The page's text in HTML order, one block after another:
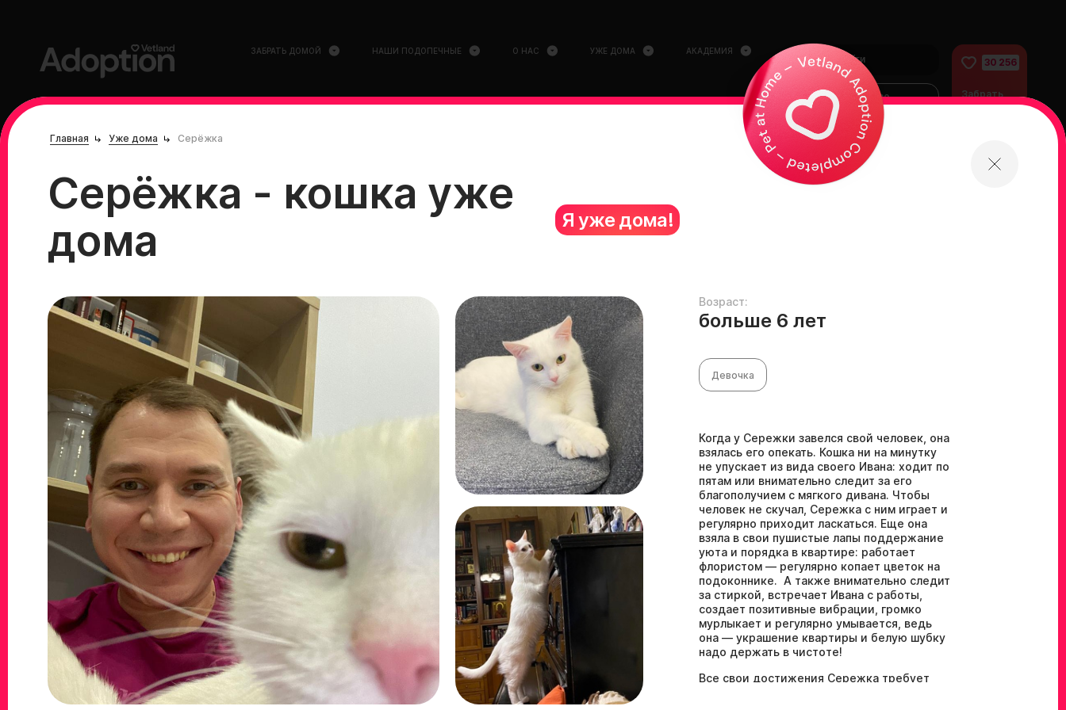
ЗАБРАТЬ ДОМОЙ НАШИ ПОДОПЕЧНЫЕ О НАС УЖЕ ДОМА АКАДЕМИЯ
Войти
Финансово
помочь
питомцам
30 256
Забрать
питомца
Главная
Уже дома Серёжка
Серёжка - кошка уже
дома
Я уже дома!
Возраст:
больше 6 лет
Девочка
Когда у Сережки завелся свой человек, она
взялась его опекать. Кошка ни на минутку
не упускает из вида своего Ивана: ходит по
пятам или внимательно следит за его
благополучием с мягкого дивана. Чтобы
человек не скучал, Сережка с ним играет и
регулярно приходит ласкаться. Еще она
взяла в свои пушистые лапы поддержание
уюта и порядка в квартире: работает
флористом — регулярно копает цветок на
подоконнике. А также внимательно следит
за стиркой, встречает Ивана с работы,
создает позитивные вибрации, громко
мурлыкает и регулярно умывается, ведь
она — украшение квартиры и белую шубку
надо держать в чистоте!
Все свои достижения Сережка требует